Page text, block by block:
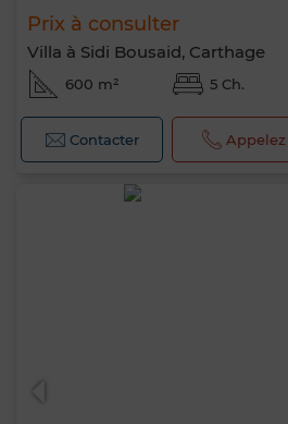
Prix à consulter
Villa à Sidi Bousaid, Carthage
600 m² 5 Ch.
Contacter Appelez